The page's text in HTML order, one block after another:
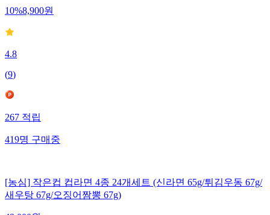
10%8,900원
4.8
(9)
267적립
419명구매중
[농심] 작은컵 컵라면 4종 24개세트 (신라면 65g/튀김우동 67g/
새우탕 67g/오징어짬뽕 67g)